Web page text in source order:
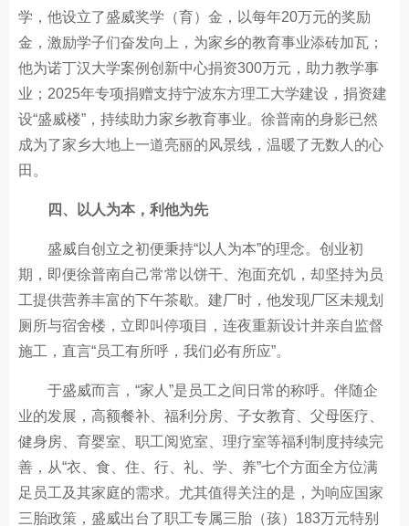
学，他设立了盛威奖学（育）金，以每年20万元的奖励
金，激励学子们奋发向上，为家乡的教育事业添砖加瓦；
他为诺丁汉大学案例创新中心捐资300万元，助力教学事
业；2025年专项捐赠支持宁波东方理工大学建设，捐资建
设“盛威楼”，持续助力家乡教育事业。徐普南的身影已然
成为了家乡大地上一道亮丽的风景线，温暖了无数人的心
田。
四、以人为本，利他为先
盛威自创立之初便秉持“以人为本”的理念。创业初
期，即便徐普南自己常常以饼干、泡面充饥，却坚持为员
工提供营养丰富的下午茶歇。建厂时，他发现厂区未规划
厕所与宿舍楼，立即叫停项目，连夜重新设计并亲自监督
施工，直言“员工有所呼，我们必有所应”。
于盛威而言，“家人”是员工之间日常的称呼。伴随企
业的发展，高额餐补、福利分房、子女教育、父母医疗、
健身房、育婴室、职工阅览室、理疗室等福利制度持续完
善，从“衣、食、住、行、礼、学、养”七个方面全方位满
足员工及其家庭的需求。尤其值得关注的是，为响应国家
三胎政策，盛威出台了职工专属三胎（孩）183万元特别